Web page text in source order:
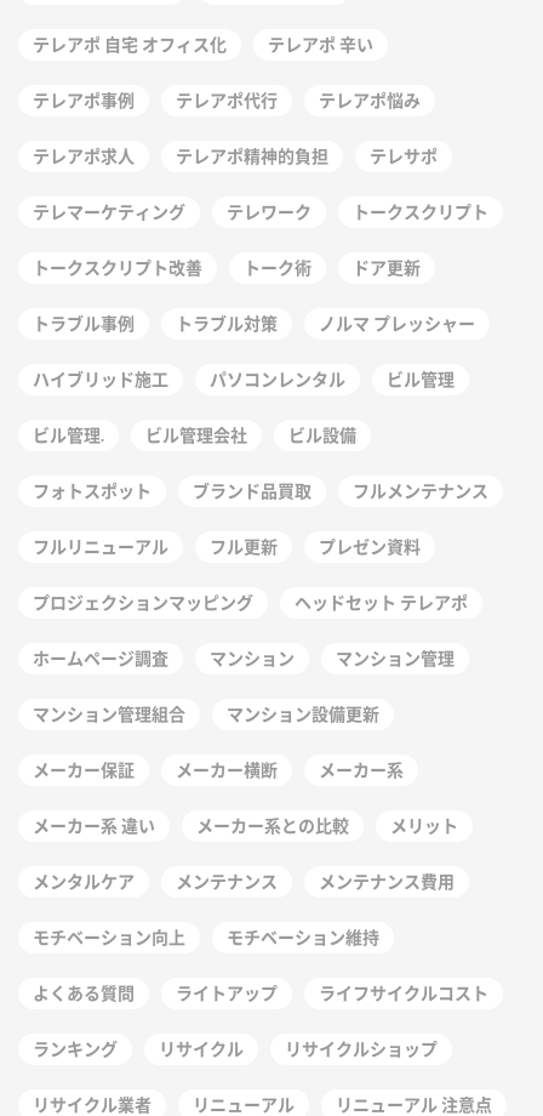
テレアポ 自宅 オフィス化 テレアポ 辛い
テレアポ事例 テレアポ代行 テレアポ悩み
テレアポ求人 テレアポ精神的負担 テレサポ
テレマーケティング テレワーク トークスクリプト
トークスクリプト改善 トーク術 ドア更新
トラブル事例 トラブル対策 ノルマ プレッシャー
ハイブリッド施工 パソコンレンタル ビル管理
ビル管理. ビル管理会社 ビル設備
フォトスポット ブランド品買取 フルメンテナンス
フルリニューアル フル更新 プレゼン資料
プロジェクションマッピング ヘッドセット テレアポ
ホームページ調査 マンション マンション管理
マンション管理組合 マンション設備更新
メーカー保証 メーカー横断 メーカー系
メーカー系 違い メーカー系との比較 メリット
メンタルケア メンテナンス メンテナンス費用
モチベーション向上 モチベーション維持
よくある質問 ライトアップ ライフサイクルコスト
ランキング リサイクル リサイクルショップ
リサイクル業者 リニューアル リニューアル 注意点